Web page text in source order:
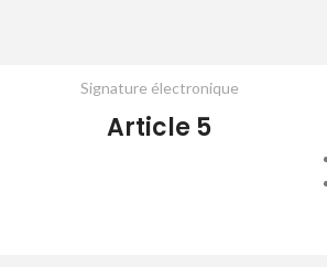
Signature électronique
Article 5